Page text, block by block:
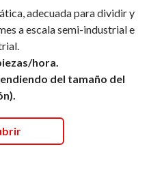
adecuada para dividir y
a escala semi-industrial e
hora.
del tamaño del